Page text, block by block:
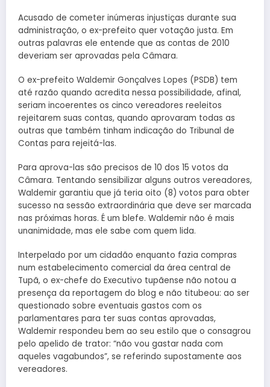
Acusado de cometer inúmeras injustiças durante sua
administração, o ex-prefeito quer votação justa. Em
outras palavras ele entende que as contas de 2010
deveriam ser aprovadas pela Câmara.
O ex-prefeito Waldemir Gonçalves Lopes (PSDB) tem
até razão quando acredita nessa possibilidade, afinal,
seriam incoerentes os cinco vereadores reeleitos
rejeitarem suas contas, quando aprovaram todas as
outras que também tinham indicação do Tribunal de
Contas para rejeitá-las.
Para aprova-las são precisos de 10 dos 15 votos da
Câmara. Tentando sensibilizar alguns outros vereadores,
Waldemir garantiu que já teria oito (8) votos para obter
sucesso na sessão extraordinária que deve ser marcada
nas próximas horas. É um blefe. Waldemir não é mais
unanimidade, mas ele sabe com quem lida.
Interpelado por um cidadão enquanto fazia compras
num estabelecimento comercial da área central de
Tupã, o ex-chefe do Executivo tupãense não notou a
presença da reportagem do blog e não titubeou: ao ser
questionado sobre eventuais gastos com os
parlamentares para ter suas contas aprovadas,
Waldemir respondeu bem ao seu estilo que o consagrou
pelo apelido de trator: “não vou gastar nada com
aqueles vagabundos”, se referindo supostamente aos
vereadores.